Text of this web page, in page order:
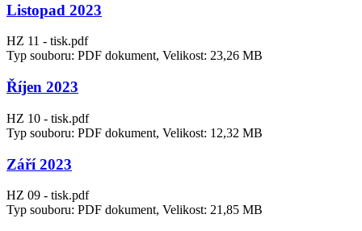
Listopad 2023
HZ 11 - tisk.pdf
Typ souboru: PDF dokument, Velikost: 23,26 MB
Říjen 2023
HZ 10 - tisk.pdf
Typ souboru: PDF dokument, Velikost: 12,32 MB
Září 2023
HZ 09 - tisk.pdf
Typ souboru: PDF dokument, Velikost: 21,85 MB